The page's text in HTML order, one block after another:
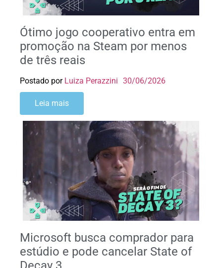
Ótimo jogo cooperativo entra em
promoção na Steam por menos
de três reais
Postado por Luiza Perazzini 30/06/2026
Leia mais
Microsoft busca comprador para
estúdio e pode cancelar State of